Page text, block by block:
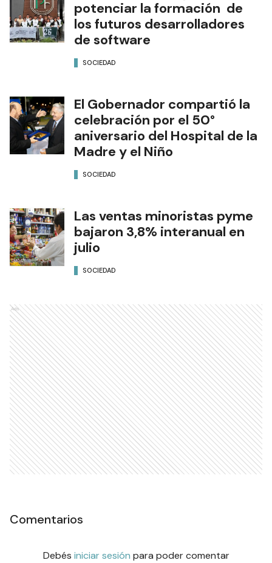
potenciar la formación de
los futuros desarrolladores
de software
SOCIEDAD
El Gobernador compartió la
celebración por el 50°
aniversario del Hospital de la
Madre y el Niño
SOCIEDAD
Las ventas minoristas pyme
bajaron 3,8% interanual en
julio
SOCIEDAD
Ads
Comentarios
Debés iniciar sesión para poder comentar